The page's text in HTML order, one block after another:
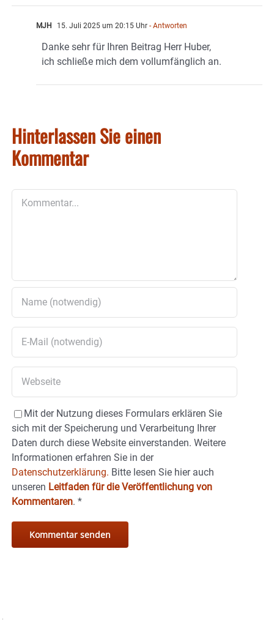
MJH 15. Juli 2025 um 20:15 Uhr - Antworten
Danke sehr für Ihren Beitrag Herr Huber,
ich schließe mich dem vollumfänglich an.
Hinterlassen Sie einen
Kommentar
Mit der Nutzung dieses Formulars erklären Sie
sich mit der Speicherung und Verarbeitung Ihrer
Daten durch diese Website einverstanden. Weitere
Informationen erfahren Sie in der
Datenschutzerklärung. Bitte lesen Sie hier auch
unseren Leitfaden für die Veröffentlichung von
Kommentaren. *